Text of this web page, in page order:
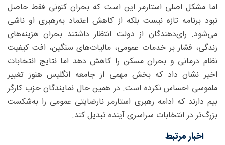
اما مشکل اصلی استارمر این است که بحران کنونی فقط حاصل
نبود برنامه تازه نیست بلکه از کاهش اعتماد به‌رهبری او ناشی
می‌شود. رای‌دهندگان از دولت انتظار داشتند بحران هزینه‌های
زندگی، فشار بر خدمات عمومی، مالیات‌های سنگین، افت کیفیت
نظام درمانی و بحران مسکن را کاهش دهد اما نتایج انتخابات
اخیر نشان داد که بخش مهمی از جامعه انگلیس هنوز تغییر
ملموسی احساس نکرده است. در همین حال نمایندگان حزب کارگر
بیم دارند که ادامه رهبری استارمر نارضایتی عمومی را به‌شکست
بزرگ‌تر در انتخابات سراسری آینده تبدیل کند.
اخبار مرتبط